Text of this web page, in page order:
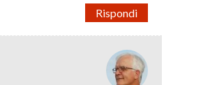
Rispondi